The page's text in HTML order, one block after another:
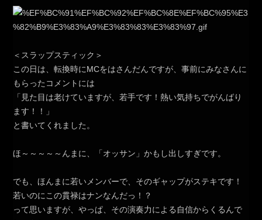
＜スラップスティック＞
この日は、転換時にMCをはさんだんですが、事前にみなさんに
もらったコメントには
「見た目は老けていますが、若手です！熱い気持ちでがんばり
ます！！」
と書いてくれました。
ほ～～～～～んまに、「オッサン」かもし出しすぎです。
でも、ほんまに若いメンバーで、そのギャップがステキです！
若いのにこの貫禄はナンなんだっ！？
って思いますが、やっぱ、その演奏力による自信からくるんで